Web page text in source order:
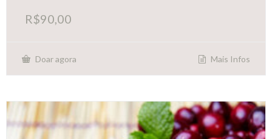
R$90,00
Doar agora Mais Infos